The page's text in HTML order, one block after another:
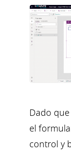
Dado
el
control y